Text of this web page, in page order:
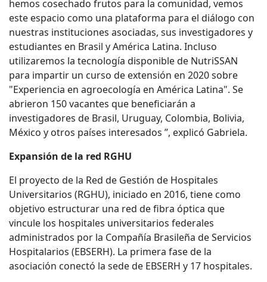
hemos cosechado frutos para la comunidad, vemos
este espacio como una plataforma para el diálogo con
nuestras instituciones asociadas, sus investigadores y
estudiantes en Brasil y América Latina. Incluso
utilizaremos la tecnología disponible de NutriSSAN
para impartir un curso de extensión en 2020 sobre
"Experiencia en agroecología en América Latina". Se
abrieron 150 vacantes que beneficiarán a
investigadores de Brasil, Uruguay, Colombia, Bolivia,
México y otros países interesados ​​”, explicó Gabriela.
Expansión de la red RGHU
El proyecto de la Red de Gestión de Hospitales
Universitarios (RGHU), iniciado en 2016, tiene como
objetivo estructurar una red de fibra óptica que
vincule los hospitales universitarios federales
administrados por la Compañía Brasileña de Servicios
Hospitalarios (EBSERH). La primera fase de la
asociación conectó la sede de EBSERH y 17 hospitales.